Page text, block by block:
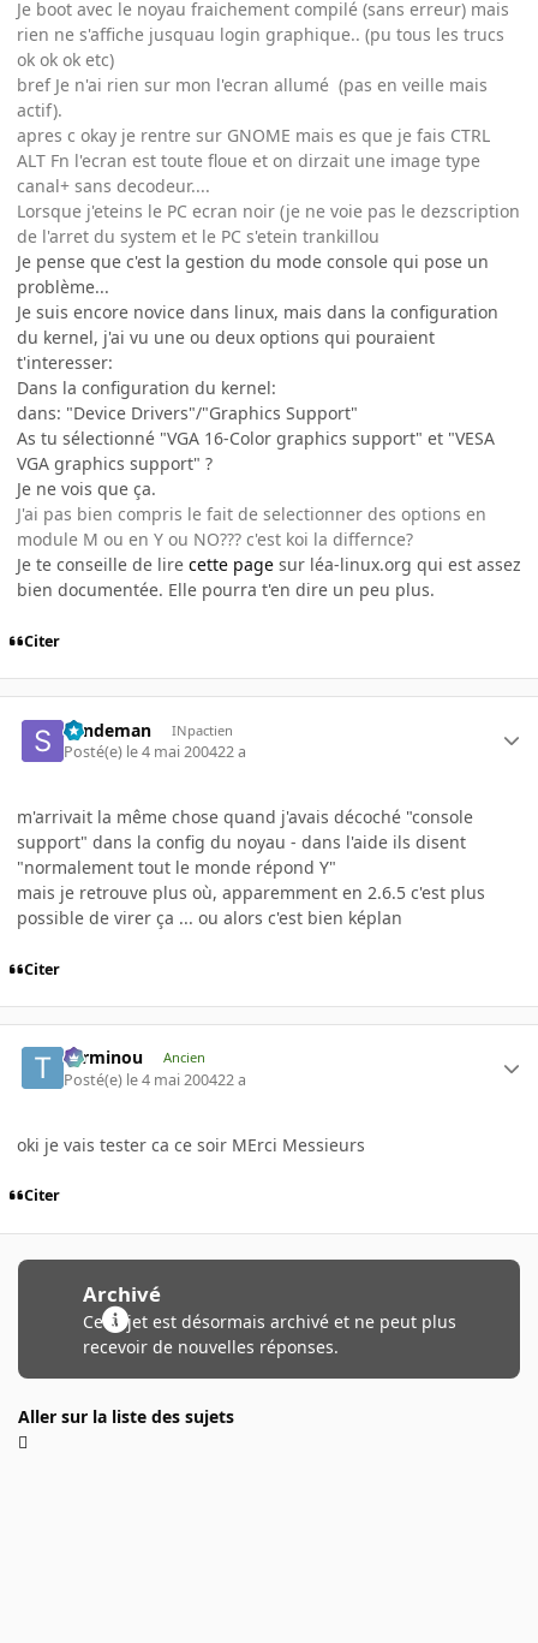
Je boot avec le noyau fraichement compilé (sans erreur) mais
rien ne s'affiche jusquau login graphique.. (pu tous les trucs
ok ok ok etc)
bref Je n'ai rien sur mon l'ecran allumé (pas en veille mais
actif).
apres c okay je rentre sur GNOME mais es que je fais CTRL
ALT Fn l'ecran est toute floue et on dirzait une image type
canal+ sans decodeur....
Lorsque j'eteins le PC ecran noir (je ne voie pas le dezscription
de l'arret du system et le PC s'etein trankillou
Je pense que c'est la gestion du mode console qui pose un
problème...
Je suis encore novice dans linux, mais dans la configuration
du kernel, j'ai vu une ou deux options qui pouraient
t'interesser:
Dans la configuration du kernel:
dans: "Device Drivers"/"Graphics Support"
As tu sélectionné "VGA 16-Color graphics support" et "VESA
VGA graphics support" ?
Je ne vois que ça.
J'ai pas bien compris le fait de selectionner des options en
module M ou en Y ou NO??? c'est koi la differnce?
Je te conseille de lire cette page sur léa-linux.org qui est assez
bien documentée. Elle pourra t'en dire un peu plus.
Citer
Sandeman INpactien
Posté(e) le 4 mai 200422 a
m'arrivait la même chose quand j'avais décoché "console
support" dans la config du noyau - dans l'aide ils disent
"normalement tout le monde répond Y"
mais je retrouve plus où, apparemment en 2.6.5 c'est plus
possible de virer ça ... ou alors c'est bien képlan
Citer
Terminou Ancien
Posté(e) le 4 mai 200422 a
oki je vais tester ca ce soir MErci Messieurs
Citer
Archivé
Ce sujet est désormais archivé et ne peut plus
recevoir de nouvelles réponses.
Aller sur la liste des sujets